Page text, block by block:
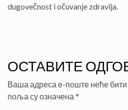
dugovečnost i očuvanje zdravlja.
ОСТАВИТЕ
Ваша адреса е-поште неће
поља су означена *